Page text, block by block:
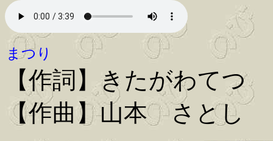
まつり
【作詞】きたがわてつ
【作曲】山本 さとし